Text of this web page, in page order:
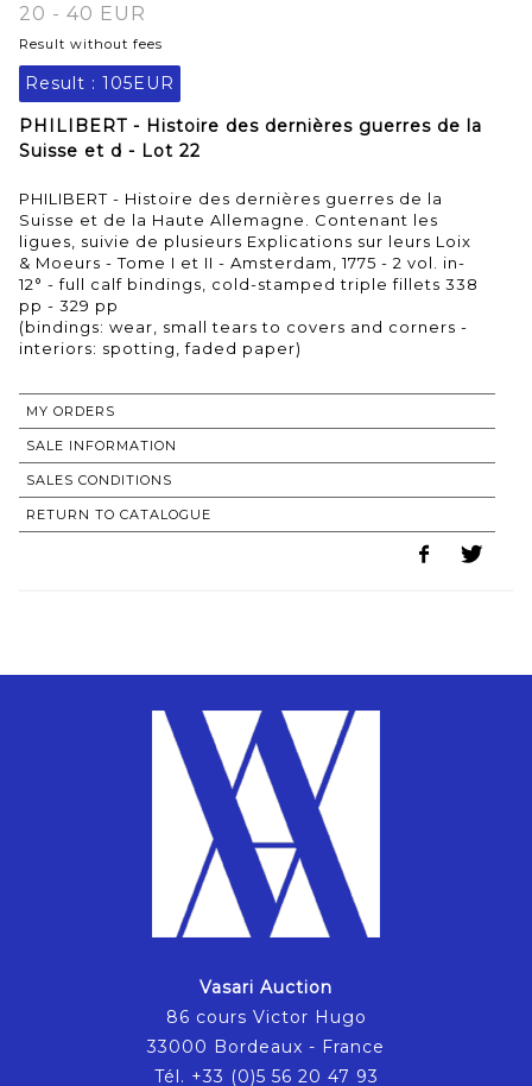
20 - 40 EUR
Result without fees
Result : 105EUR
PHILIBERT - Histoire des dernières guerres de la
Suisse et d - Lot 22
PHILIBERT - Histoire des dernières guerres de la
Suisse et de la Haute Allemagne. Contenant les
ligues, suivie de plusieurs Explications sur leurs Loix
& Moeurs - Tome I et II - Amsterdam, 1775 - 2 vol. in-
12° - full calf bindings, cold-stamped triple fillets 338
pp - 329 pp
(bindings: wear, small tears to covers and corners -
interiors: spotting, faded paper)
MY ORDERS
SALE INFORMATION
SALES CONDITIONS
RETURN TO CATALOGUE
Vasari Auction
86 cours Victor Hugo
33000 Bordeaux - France
Tél. +33 (0)5 56 20 47 93